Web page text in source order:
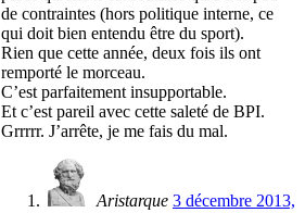
de contraintes (hors politique interne, ce
qui doit bien entendu être du sport).
Rien que cette année, deux fois ils ont
remporté le morceau.
C’est parfaitement insupportable.
Et c’est pareil avec cette saleté de BPI.
Grrrrr. J’arrête, je me fais du mal.
Aristarque 3 décembre 2013,